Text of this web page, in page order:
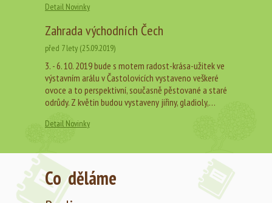
Detail Novinky
Zahrada východních Čech
před 7 lety (25.09.2019)
3. - 6. 10. 2019 bude s motem radost-krása-užitek ve
výstavním arálu v Častolovicích vystaveno veškeré
ovoce a to perspektivní, současně pěstované a staré
odrůdy. Z květin budou vystaveny jiřiny, gladioly,…
Detail Novinky
Co děláme